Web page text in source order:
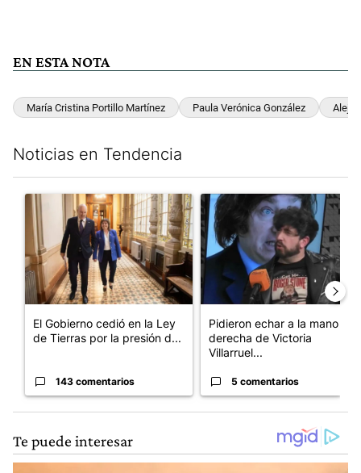
EN ESTA NOTA
María Cristina Portillo Martínez Paula Verónica González
Noticias en Tendencia
Un artículo de tendencia con el título "El Gobierno cedió en
El Gobierno cedió en la Ley
de Tierras por la presión d...
143 comentarios
Un artículo de tendencia con
Pidieron echar a la mano
derecha de Victoria
Villarruel...
5 comentarios